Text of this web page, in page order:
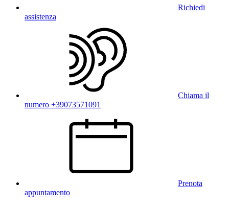
Richiedi
assistenza
Chiama il
numero +39073571091
Prenota
appuntamento